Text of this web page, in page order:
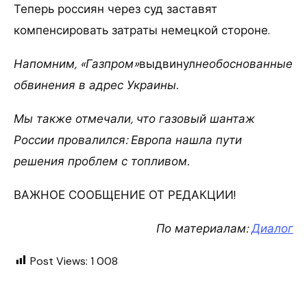
Теперь россиян через суд заставят
компенсировать затраты немецкой стороне.
Напомним, «Газпром»выдвинулнеобоснованные
обвинения в адрес Украины.
Мы также отмечали, что газовый шантаж
России провалился: Европа нашла пути
решения проблем с топливом.
ВАЖНОЕ СООБЩЕНИЕ ОТ РЕДАКЦИИ!
По материалам:Диалог
Post Views: 1 008